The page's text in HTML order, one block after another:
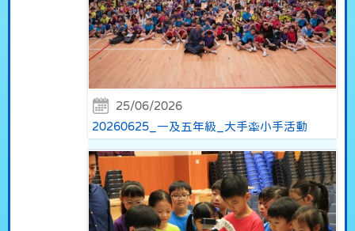
25/06/2026
20260625_一及五年級_大手牽小手活動